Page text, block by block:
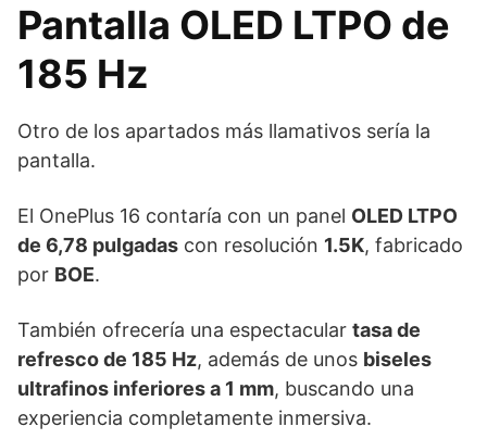
Pantalla OLED LTPO de
185 Hz
Otro de los apartados más llamativos sería la
pantalla.
El OnePlus 16 contaría con un panel OLED LTPO
de 6,78 pulgadas con resolución 1.5K, fabricado
por BOE.
También ofrecería una espectacular tasa de
refresco de 185 Hz, además de unos biseles
ultrafinos inferiores a 1 mm, buscando una
experiencia completamente inmersiva.